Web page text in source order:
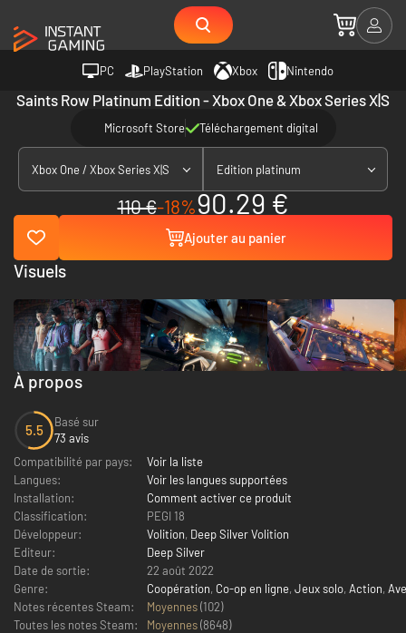
PC PlayStation Xbox Nintendo
Saints Row Platinum Edition - Xbox One & Xbox Series X|S
Microsoft Store Téléchargement digital
Xbox One / Xbox Series X|S Edition platinum
110 €-18%90.29 €
Ajouter au panier
À propos
5.5
Basé sur
73 avis
Compatibilité par pays:
Voir la liste
Langues:
Voir les langues supportées
Installation:
Comment activer ce produit
Classification:
PEGI 18
Développeur:
Volition, Deep Silver Volition
Editeur:
Deep Silver
Date de sortie:
22 août 2022
Genre:
Coopération, Co-op en ligne, Jeux solo, Action,
Notes récentes Steam:
Moyennes(102)
Toutes les notes Steam:
Moyennes(8648)
Visuels